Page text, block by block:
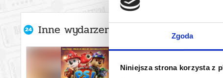
Zgoda
Niniejsza strona korzysta z
Inne wydarzenia organizatora